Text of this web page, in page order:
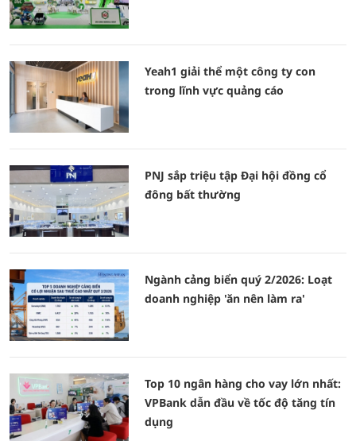
Yeah1 giải thể một công ty con
trong lĩnh vực quảng cáo
PNJ sắp triệu tập Đại hội đồng cổ
đông bất thường
Ngành cảng biển quý 2/2026: Loạt
doanh nghiệp 'ăn nên làm ra'
Top 10 ngân hàng cho vay lớn nhất:
VPBank dẫn đầu về tốc độ tăng tín
dụng